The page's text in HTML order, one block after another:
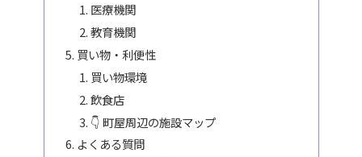
医療機関
教育機関
買い物・利便性
買い物環境
飲食店
👇 町屋周辺の施設マップ
よくある質問